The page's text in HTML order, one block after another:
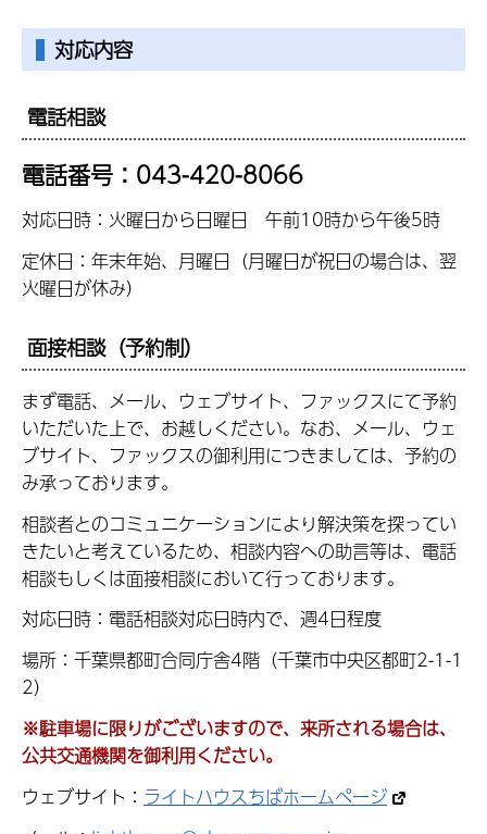
対応内容
電話相談
電話番号：043-420-8066
対応日時：火曜日から日曜日 午前10時から午後5時
定休日：年末年始、月曜日（月曜日が祝日の場合は、翌
火曜日が休み）
面接相談（予約制）
まず電話、メール、ウェブサイト、ファックスにて予約
いただいた上で、お越しください。なお、メール、ウェ
ブサイト、ファックスの御利用につきましては、予約の
み承っております。
相談者とのコミュニケーションにより解決策を探ってい
きたいと考えているため、相談内容への助言等は、電話
相談もしくは面接相談において行っております。
対応日時：電話相談対応日時内で、週4日程度
場所：千葉県都町合同庁舎4階（千葉市中央区都町2-1-1
2）
※駐車場に限りがございますので、来所される場合は、
公共交通機関を御利用ください。
ウェブサイト： ライトハウスちばホームページ